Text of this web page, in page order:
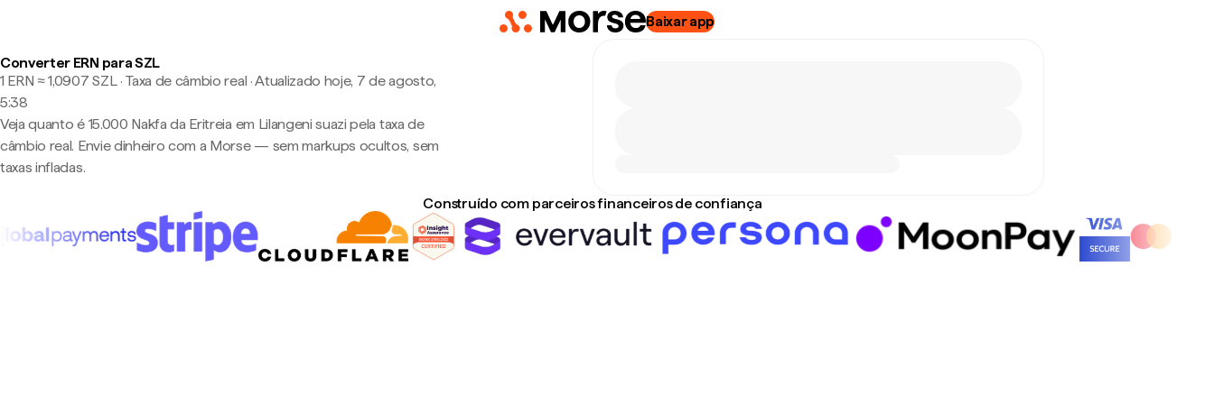
Baixar app
Converter ERN para SZL
1 ERN ≈ 1,0907 SZL · Taxa de câmbio real ·Atualizado hoje, 7 de agosto,
5:38
Veja quanto é 15.000 Nakfa da Eritreia em Lilangeni suazi pela taxa de
câmbio real. Envie dinheiro com a Morse — sem markups ocultos, sem
taxas infladas.
Construído com parceiros financeiros de confiança